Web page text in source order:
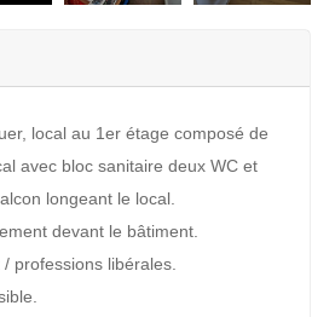
local au 1er étage composé de
avec bloc sanitaire deux WC et
longeant le local.
devant le bâtiment.
professions libérales.